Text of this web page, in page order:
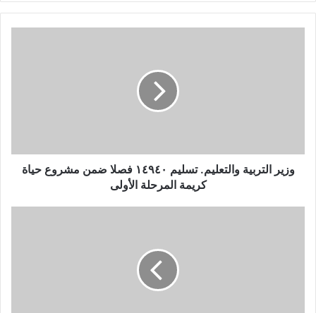
ر
وزير التربية والتعليم. تسليم ١٤٩٤٠ فصلا ضمن مشروع حياة
كريمة المرحلة الأولى